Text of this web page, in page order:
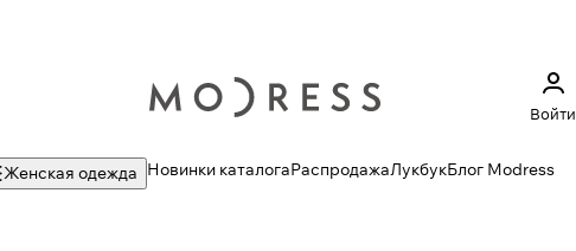
Войти
Женская одежда Новинки каталогаРаспродажаЛукбукБлог Modress